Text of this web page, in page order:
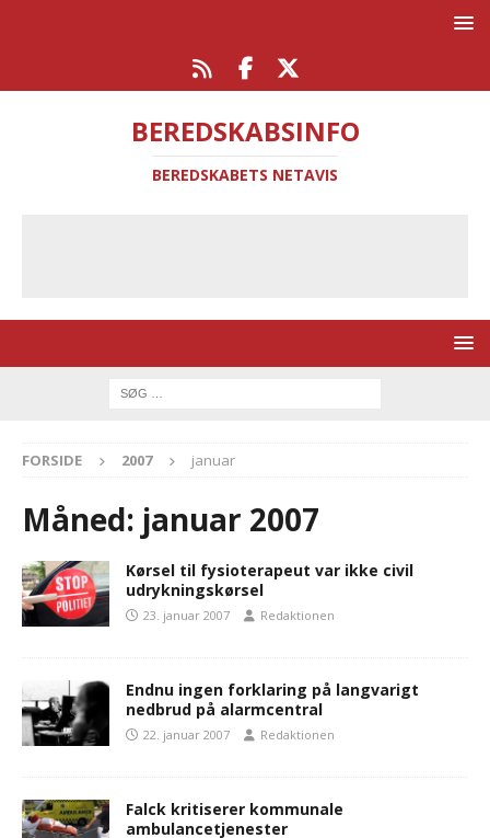
BEREDSKABSINFO
BEREDSKABETS NETAVIS
FORSIDE 2007 januar
Måned: januar 2007
Kørsel til fysioterapeut var ikke civil
udrykningskørsel
23. januar 2007 Redaktionen
Endnu ingen forklaring på langvarigt
nedbrud på alarmcentral
22. januar 2007 Redaktionen
Falck kritiserer kommunale
ambulancetjenester